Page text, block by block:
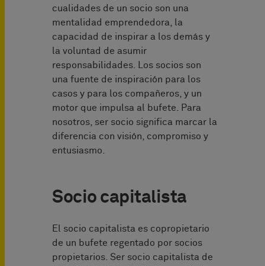
cualidades de un socio son una
mentalidad emprendedora, la
capacidad de inspirar a los demás y
la voluntad de asumir
responsabilidades. Los socios son
una fuente de inspiración para los
casos y para los compañeros, y un
motor que impulsa al bufete. Para
nosotros, ser socio significa marcar la
diferencia con visión, compromiso y
entusiasmo.
Socio capitalista
El socio capitalista es copropietario
de un bufete regentado por socios
propietarios. Ser socio capitalista de